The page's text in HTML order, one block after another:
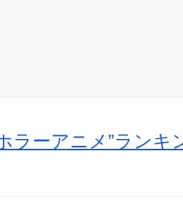
ラーアニメ”ランキ